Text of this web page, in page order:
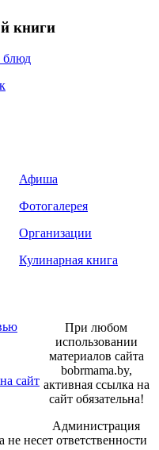
книги
блюд
Афиша
Фотогалерея
Организации
Кулинарная книга
сайт
При любом
использовании
материалов сайта
bobrmama.by,
активная ссылка на
сайт обязательна!
Администрация
не несет ответственности